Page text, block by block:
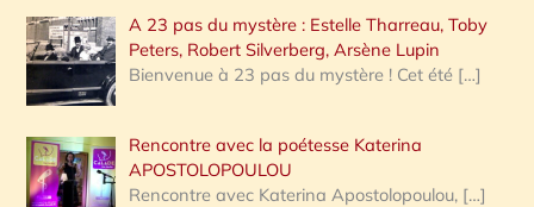
A 23 pas du mystère : Estelle Tharreau, Toby
Peters, Robert Silverberg, Arsène Lupin
Bienvenue à 23 pas du mystère ! Cet été […]
Rencontre avec la poétesse Katerina
APOSTOLOPOULOU
Rencontre avec Katerina Apostolopoulou, […]